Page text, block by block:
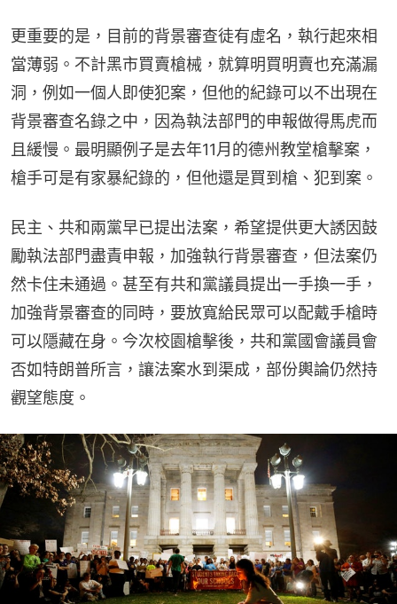
更重要的是，目前的背景審查徒有虛名，執行起來相
當薄弱。不計黑市買賣槍械，就算明買明賣也充滿漏
洞，例如一個人即使犯案，但他的紀錄可以不出現在
背景審查名錄之中，因為執法部門的申報做得馬虎而
且緩慢。最明顯例子是去年11月的德州教堂槍擊案，
槍手可是有家暴紀錄的，但他還是買到槍、犯到案。
民主、共和兩黨早已提出法案，希望提供更大誘因鼓
勵執法部門盡責申報，加強執行背景審查，但法案仍
然卡住未通過。甚至有共和黨議員提出一手換一手，
加強背景審查的同時，要放寬給民眾可以配戴手槍時
可以隱藏在身。今次校園槍擊後，共和黨國會議員會
否如特朗普所言，讓法案水到渠成，部份輿論仍然持
觀望態度。